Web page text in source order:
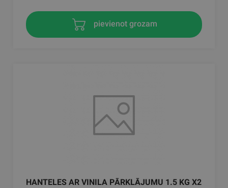
pievienot grozam
HANTELES AR VINILA PĀRKLĀJUMU 1.5 KG X2